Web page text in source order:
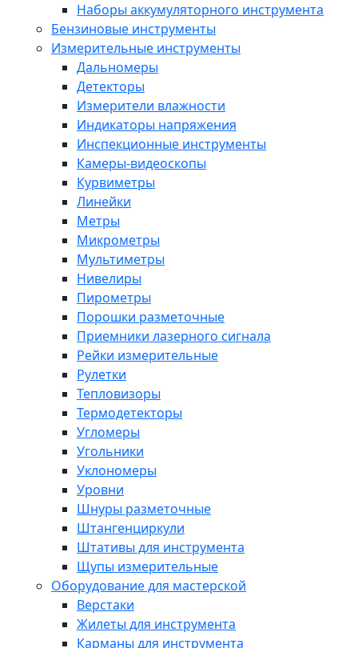
Наборы аккумуляторного инструмента
Бензиновые инструменты
Измерительные инструменты
Дальномеры
Детекторы
Измерители влажности
Индикаторы напряжения
Инспекционные инструменты
Камеры-видеоскопы
Курвиметры
Линейки
Метры
Микрометры
Мультиметры
Нивелиры
Пирометры
Порошки разметочные
Приемники лазерного сигнала
Рейки измерительные
Рулетки
Тепловизоры
Термодетекторы
Угломеры
Угольники
Уклономеры
Уровни
Шнуры разметочные
Штангенциркули
Штативы для инструмента
Щупы измерительные
Оборудование для мастерской
Верстаки
Жилеты для инструмента
Карманы для инструмента